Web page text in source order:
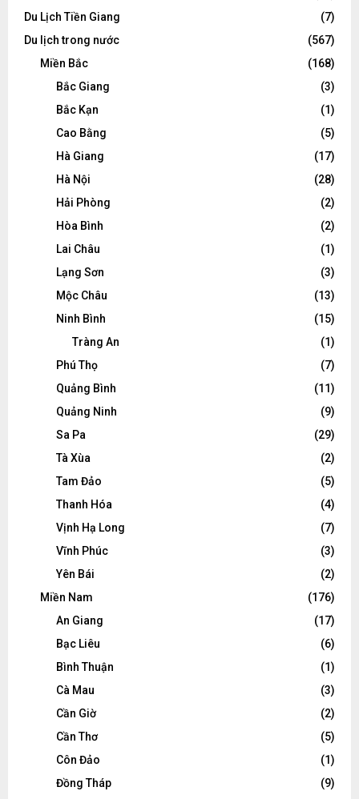
Du Lịch Tiền Giang
(7)
Du lịch trong nước
(567)
Miền Bắc
(168)
Bắc Giang
(3)
Bắc Kạn
(1)
Cao Bằng
(5)
Hà Giang
(17)
Hà Nội
(28)
Hải Phòng
(2)
Hòa Bình
(2)
Lai Châu
(1)
Lạng Sơn
(3)
Mộc Châu
(13)
Ninh Bình
(15)
Tràng An
(1)
Phú Thọ
(7)
Quảng Bình
(11)
Quảng Ninh
(9)
Sa Pa
(29)
Tà Xùa
(2)
Tam Đảo
(5)
Thanh Hóa
(4)
Vịnh Hạ Long
(7)
Vĩnh Phúc
(3)
Yên Bái
(2)
Miền Nam
(176)
An Giang
(17)
Bạc Liêu
(6)
Bình Thuận
(1)
Cà Mau
(3)
Cần Giờ
(2)
Cần Thơ
(5)
Côn Đảo
(1)
Đồng Tháp
(9)